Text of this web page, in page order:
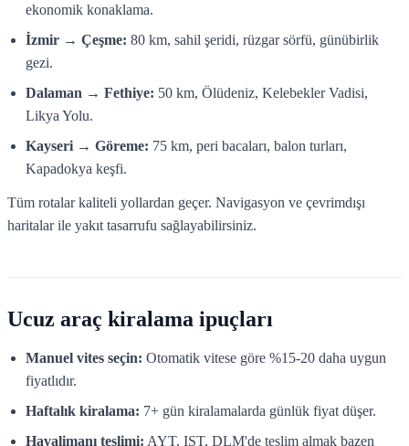
ekonomik konaklama.
İzmir → Çeşme: 80 km, sahil şeridi, rüzgar sörfü, günübirlik
gezi.
Dalaman → Fethiye: 50 km, Ölüdeniz, Kelebekler Vadisi,
Likya Yolu.
Kayseri → Göreme: 75 km, peri bacaları, balon turları,
Kapadokya keşfi.
Tüm rotalar kaliteli yollardan geçer. Navigasyon ve çevrimdışı
haritalar ile yakıt tasarrufu sağlayabilirsiniz.
Ucuz araç kiralama ipuçları
Manuel vites seçin: Otomatik vitese göre %15-20 daha uygun
fiyatlıdır.
Haftalık kiralama: 7+ gün kiralamalarda günlük fiyat düşer.
Havalimanı teslimi: AYT, IST, DLM'de teslim almak bazen